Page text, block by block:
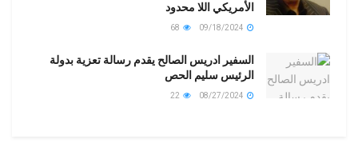
الأمريكي اللا محدود
السفير ادريس الصالح يقدم رسالة تعزية بدولة
الرئيس سليم الحص